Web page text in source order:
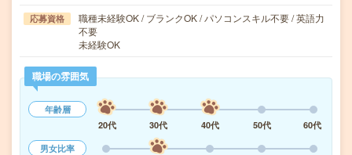
応募資格
職種未経験OK / ブランクOK / パソコンスキル不要 / 英語力
不要
未経験OK
職場の雰囲気
年齢層
20代
30代 40代 50代
60代
男女比率